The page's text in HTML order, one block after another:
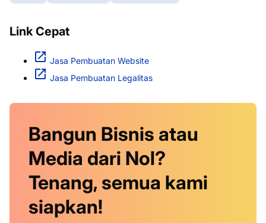
Link Cepat
Jasa Pembuatan Website
Jasa Pembuatan Legalitas
Bangun Bisnis atau
Media dari Nol?
Tenang, semua kami
siapkan!